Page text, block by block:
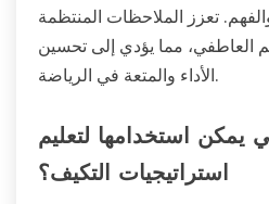
تعزز الملاحظات المنتظمة
العاطفي، مما يؤدي إلى تحسين
الأداء والمتعة في الرياضة.
يمكن استخدامها لتعليم
استراتيجيات التكيف؟